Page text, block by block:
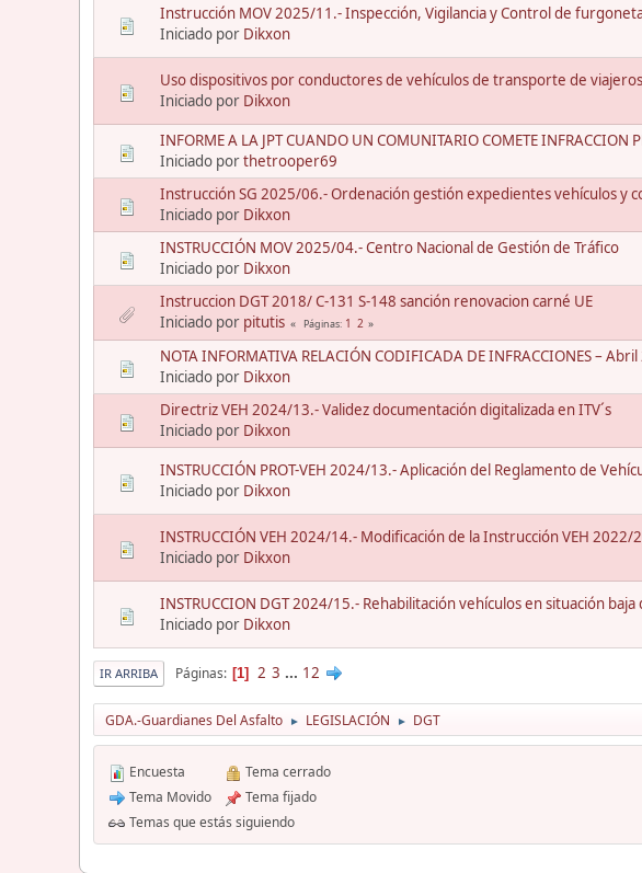
Instrucción MOV 2025/11.- Inspección, Vigilancia y Control de
Iniciado por Dikxon
Uso dispositivos por conductores de vehículos de transporte de viajeros
Iniciado por Dikxon
INFORME A LA JPT CUANDO UN COMUNITARIO COMETE INFRACCION
Iniciado porthetrooper69
Instrucción SG 2025/06.- Ordenación gestión expedientes vehículos y
Iniciado por Dikxon
INSTRUCCIÓN MOV 2025/04.- Centro Nacional de Gestión de Tráfico
Iniciado por Dikxon
Instruccion DGT 2018/ C-131 S-148 sanción renovacion carné UE
Iniciado por pitutis Páginas 1 2
NOTA INFORMATIVA RELACIÓN CODIFICADA DE INFRACCIONES –
Iniciado por Dikxon
Directriz VEH 2024/13.- Validez documentación digitalizada en ITV´s
Iniciado por Dikxon
INSTRUCCIÓN PROT-VEH 2024/13.- Aplicación del Reglamento de
Iniciado por Dikxon
INSTRUCCIÓN VEH 2024/14.- Modificación de la Instrucción VEH 2022/
Iniciado por Dikxon
INSTRUCCION DGT 2024/15.- Rehabilitación vehículos en situación
Iniciado por Dikxon
IR ARRIBA Páginas 1 2 3 ... 12
GDA.-Guardianes Del Asfalto ► LEGISLACIÓN ► DGT
Encuesta
Tema Movido
Tema cerrado
Tema fijado
Temas que estás siguiendo